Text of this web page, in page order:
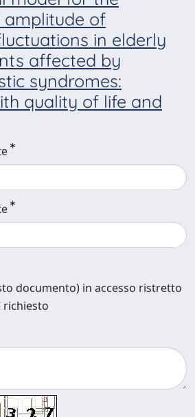
of
in elderly
affected by
syndromes:
quality of life and
documento) in accesso ristretto
richiesto